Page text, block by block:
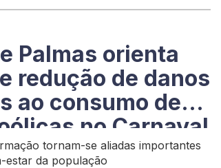
Palmas orienta
redução de danos
ao consumo de
no Carnaval
tornam-se aliadas importantes
estar da população